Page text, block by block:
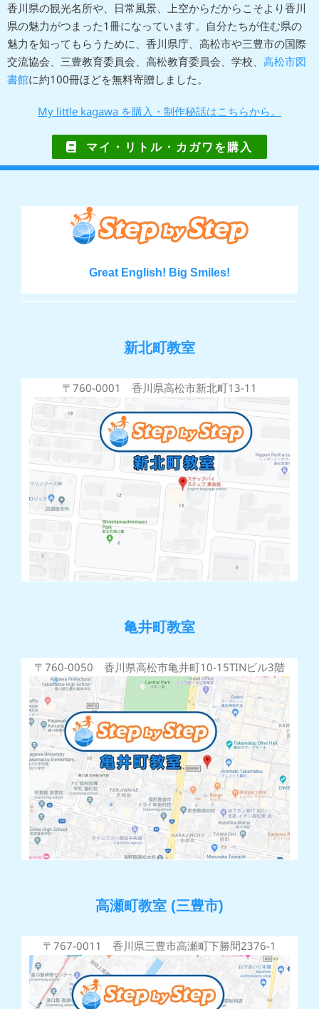
香川県の観光名所や、日常風景、上空からだからこそより香川
県の魅力がつまった1冊になっています。自分たちが住む県の
魅力を知ってもらうために、香川県庁、高松市や三豊市の国際
交流協会、三豊教育委員会、高松教育委員会、学校、 高松市図
書館に約100冊ほどを無料寄贈しました。
My little kagawa を購入・制作秘話はこちらから。
マイ・リトル・カガワを購入
Great English! Big Smiles!
新北町教室
〒760-0001 香川県高松市新北町13-11
亀井町教室
〒760-0050 香川県高松市亀井町10-15TINビル3階
高瀬町教室 (三豊市)
〒767-0011 香川県三豊市高瀬町下勝間2376-1